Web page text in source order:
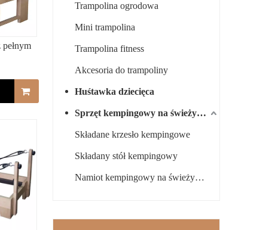
Trampolina ogrodowa
Mini trampolina
Trampolina fitness
Akcesoria do trampoliny
Huśtawka dziecięca
Sprzęt kempingowy na świeżym powietrzu
Składane krzesło kempingowe
Składany stół kempingowy
Namiot kempingowy na świeżym powietrzu